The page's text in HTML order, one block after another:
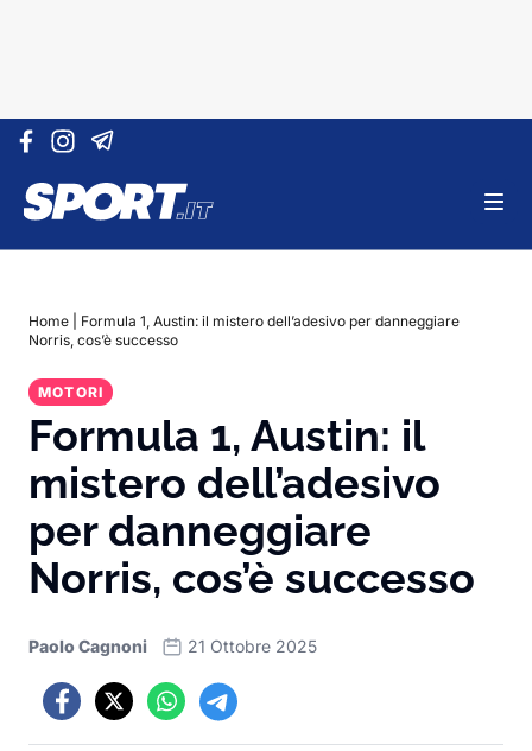
Vai al contenuto
Home
Formula 1, Austin: il mistero dell’adesivo per danneggiare
Norris, cos’è successo
MOTORI
Formula 1, Austin: il
mistero dell’adesivo
per danneggiare
Norris, cos’è successo
Paolo Cagnoni 21 Ottobre 2025